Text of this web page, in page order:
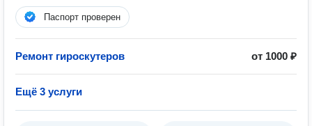
Паспорт проверен
Ремонт гироскутеров от 1000 ₽
Ещё 3 услуги